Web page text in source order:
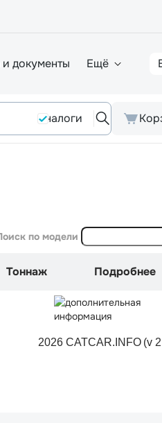
документы Ещё
Аналоги
по модели
Тоннаж Подробнее
2026 CATCAR.INFO (v